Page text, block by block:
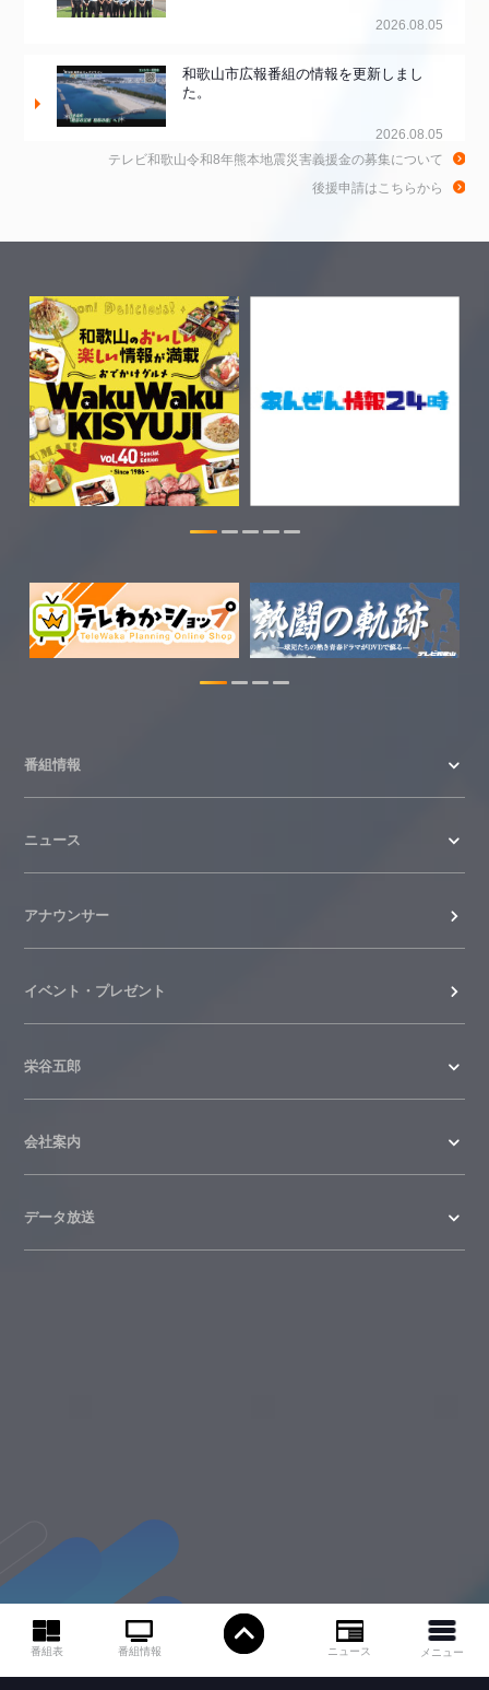
番組表 番組情報 ニュース メニュー
2026.08.05
和歌山市広報番組の情報を更新しまし
た。
2026.08.05
和歌山de乾杯！の情報を更新しました。
2026.08.04
きのくに21の情報を更新しました。
ちゃぶ台おかわりの情報を更新しまし
た。
WTV NEWS6【WAKAYAMA SDGs】の
情報を更新しました。
特別番組【8月】の情報を更新しました。
2026.07.28
わかやま医療ナビの情報を更新しまし
WTV NEWS6【ここ押し！】の情報を更
テレビ和歌山令和8年熊本地震災害義援金の募集について
後援申請はこちらから
番組情報
ニュース
アナウンサー
イベント・プレゼント
栄谷五郎
会社案内
データ放送